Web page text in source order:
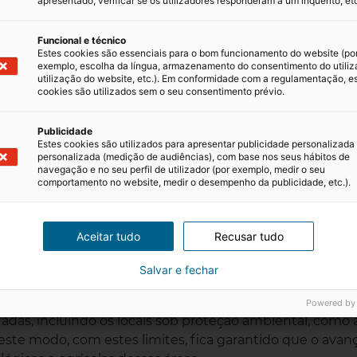
domínios, desde questões ambientais até
os principais pontos de preocupação que surgem
como estas implicações podem impactar o
e a sociedade em geral.
ambiente e para a preservação de espaços
áreas de grande valor ecológico, o que
estabelece algumas restrições essenciais;
incluindo os locais sob proteção ambiental, como
modo, com estes limites, fica garantido que o
Funcional e técnico
Estes cookies são essenciais para o bom funcionamento do website
exemplo, escolha da língua, armazenamento do consentimento do
utilização do website, etc.). Em conformidade com a regulamentação,
cookies são utilizados sem o seu consentimento prévio.
Publicidade
Estes cookies são utilizados para apresentar publicidade personalizada
personalizada (medição de audiências), com base nos seus hábitos de
navegação e no seu perfil de utilizador (por exemplo, medir o seu
comportamento no website, medir o desempenho da publicidade, etc.).
Aceitar tudo Recusar tudo
Salvar e fechar
Powered by